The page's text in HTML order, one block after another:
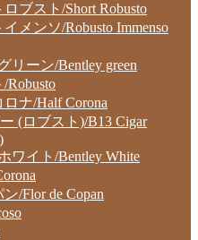
ブスト/Short Robusto
メンソ/Robusto Immenso
リーン/Bentley green
Robusto
ナ/Half Corona
(ロブスト)/B13 Cigar
ワイト/Bentley White
/Flor de Copan